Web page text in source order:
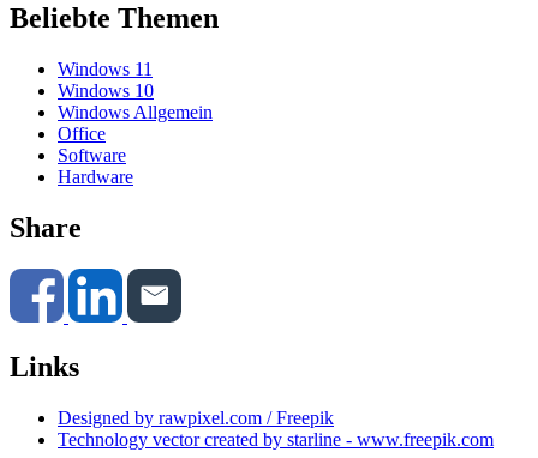
Beliebte Themen
Windows 11
Windows 10
Windows Allgemein
Office
Software
Hardware
Share
Links
Designed by rawpixel.com / Freepik
Technology vector created by starline - www.freepik.com